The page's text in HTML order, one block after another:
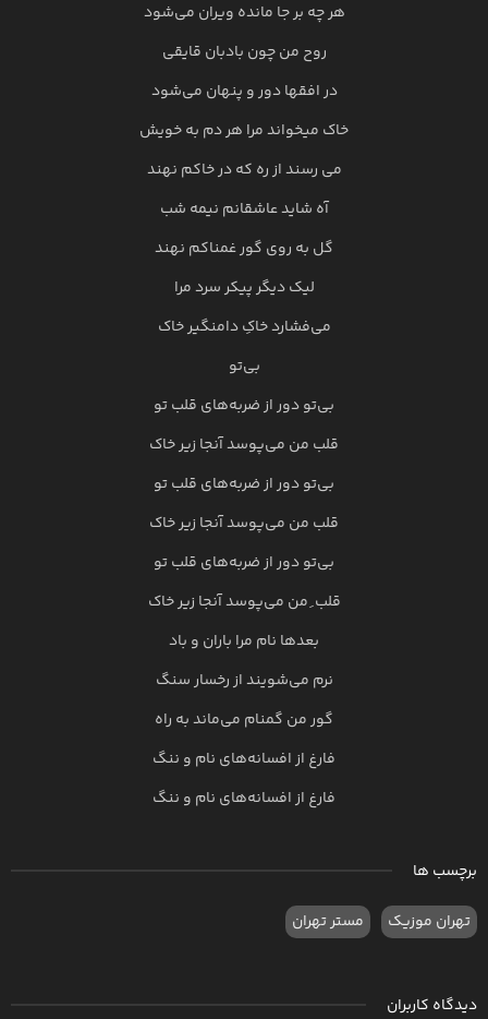
هر چه بر جا مانده ویران می‌شود
روح من چون بادبان قایقی
در افقها دور و پنهان می‌شود
خاک میخواند مرا هر دم به خویش
می رسند از ره که در خاکم نهند
آه شاید عاشقانم نیمه شب
گل به روی گور غمناکم نهند
لیک دیگر پیکر سرد مرا
می‌فشارد خاکِ دامنگیر خاک
بی‌تو
بی‌تو دور از ضربه‌های قلب تو
قلب من می‌پوسد آنجا زیر خاک
بی‌تو دور از ضربه‌های قلب تو
قلب من می‌پوسد آنجا زیر خاک
بی‌تو دور از ضربه‌های قلب تو
قلب ِ من می‌پوسد آنجا زیر خاک
بعدها نام مرا باران و باد
نرم می‌شویند از رخسار سنگ
گور من گمنام می‌ماند به راه
فارغ از افسانه‌های نام و ننگ
فارغ از افسانه‌های نام و ننگ
برچسب ها
تهران موزیک مستر تهران
دیدگاه کاربران